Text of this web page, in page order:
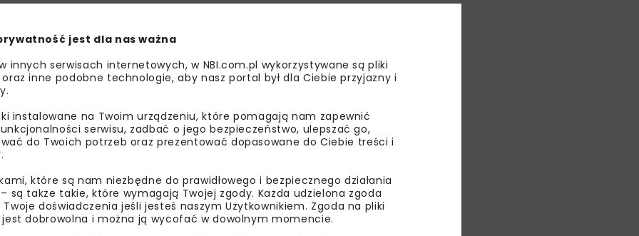
pn. „Budowa zbiorników retencyjnych wraz z infrastrukturą jako
Wartość przedsięwzięcia wynosi 19,5 mln zł,
o łącznej pojemności 11 033 m³ oraz wykonanie 2,326 km sieci
odcinków kanalizacji w trzech lokalizacjach miasta oraz remont
z harmonogramem realizacja projektu potrwa do końca 2029 r.
Środowiska i Gospodarki Wodnej efekty projektu obejmą
lub zmodernizowanej infrastruktury związanej z retencją
jest dla nas ważna
innych serwisach internetowych, w NBI.com.pl wykorzystywane są pliki
inne podobne technologie, aby nasz portal był dla Ciebie przyjazny i
instalowane na Twoim urządzeniu, które pomagają nam zapewnić
serwisu, zadbać o jego bezpieczeństwo, ulepszać go,
do Twoich potrzeb oraz prezentować dopasowane do Ciebie treści i
które są nam niezbędne do prawidłowego i bezpiecznego działania
są także takie, które wymagają Twojej zgody. Każda udzielona zgoda
doświadczenia jeśli jesteś naszym Użytkownikiem. Zgoda na pliki
dobrowolna i można ją wycofać w dowolnym momencie.